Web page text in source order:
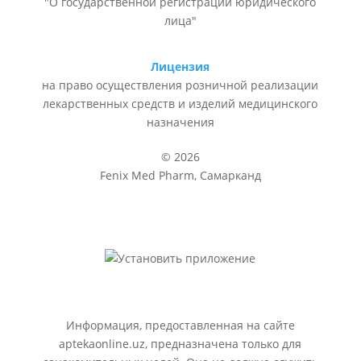
лица"
Лицензия
на право осуществления розничной реализации
лекарственных средств и изделий медицинского
назначения
© 2026
Fenix Med Pharm, Самарканд
Информация, предоставленная на сайте
aptekaonline.uz, предназначена только для